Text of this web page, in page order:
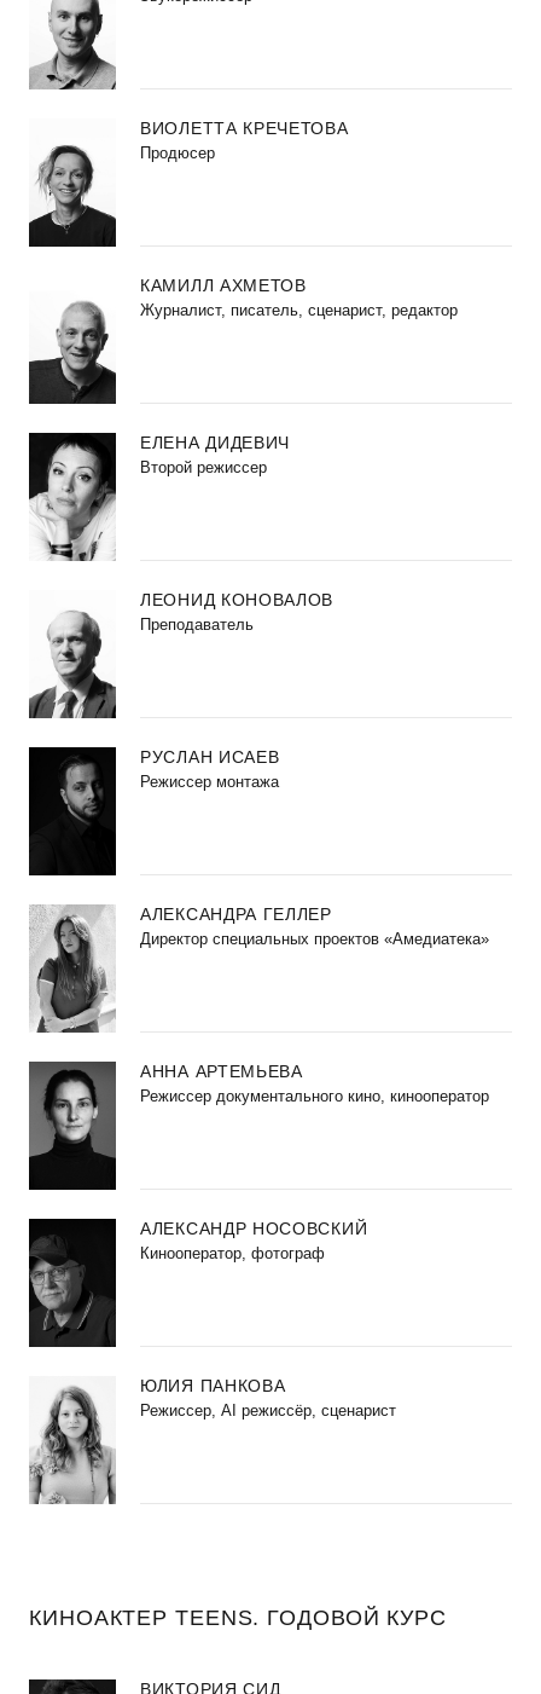
ВИОЛЕТТА КРЕЧЕТОВА
Продюсер
КАМИЛЛ АХМЕТОВ
Журналист, писатель, сценарист, редактор
ЕЛЕНА ДИДЕВИЧ
Второй режиссер
ЛЕОНИД КОНОВАЛОВ
Преподаватель
РУСЛАН ИСАЕВ
Режиссер монтажа
АЛЕКСАНДРА ГЕЛЛЕР
Директор специальных проектов «Амедиатека»
АННА АРТЕМЬЕВА
Режиссер документального кино, кинооператор
АЛЕКСАНДР НОСОВСКИЙ
Кинооператор, фотограф
ЮЛИЯ ПАНКОВА
Режиссер, AI режиссёр, сценарист
КИНОАКТЕР TEENS. ГОДОВОЙ КУРС
ВИКТОРИЯ СИД